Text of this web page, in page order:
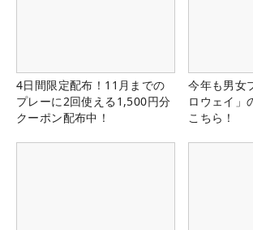
4日間限定配布！11月までの
プレーに2回使える1,500円分
クーポン配布中！
今年も男女
ロウェイ」
こちら！